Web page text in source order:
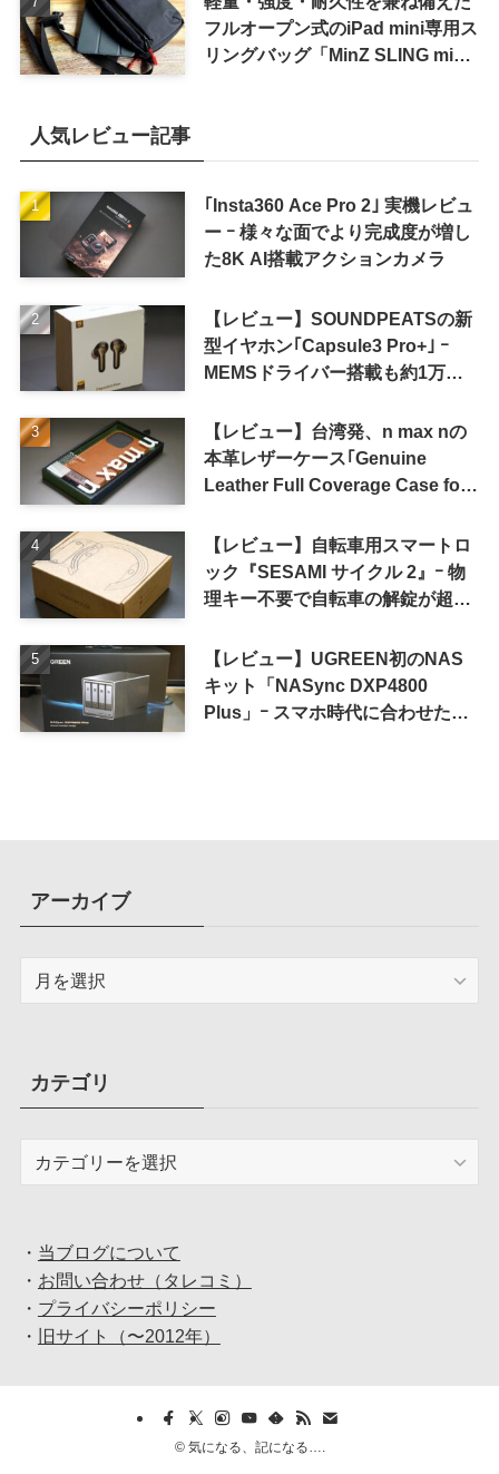
フルオープン式のiPad mini専用ス
リングバッグ「MinZ SLING mini
人気レビュー記事
｢Insta360 Ace Pro 2｣ 実機レビュ
ー ｰ 様々な面でより完成度が増し
た8K AI搭載アクションカメラ
【レビュー】SOUNDPEATSの新
型イヤホン｢Capsule3 Pro+｣ ｰ
MEMSドライバー搭載も約1万円
【レビュー】台湾発、n max nの
本革レザーケース｢Genuine
Leather Full Coverage Case for
【レビュー】自転車用スマートロ
ック『SESAMI サイクル 2』ｰ 物
理キー不要で自転車の解錠が超簡
【レビュー】UGREEN初のNAS
キット「NASync DXP4800
Plus」ｰ スマホ時代に合わせた設
アーカイブ
ブカテゴリ
・ 当ブログについて
・ お問い合わせ（タレコミ）
・ プライバシーポリシー
・
旧サイト（〜2012年）
©気になる、記になる….